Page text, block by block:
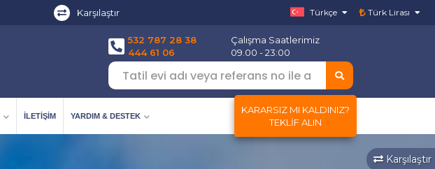
Karşılaştır Türkçe Türk Lirası
532 787 28 38
444 61 06
Çalışma Saatlerimiz
09.00 - 23:00
İLETIŞIM YARDIM & DESTEK
KARARSIZ MI KALDINIZ?
TEKLIF ALIN
Karşılaştır